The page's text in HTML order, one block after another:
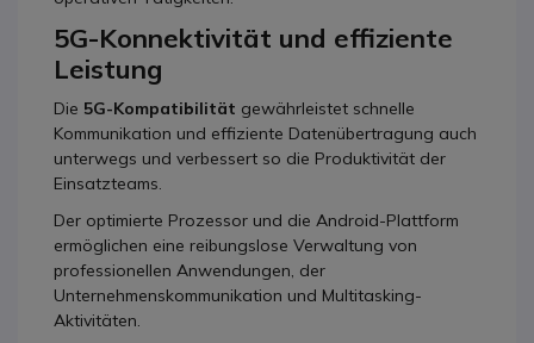
5G-Konnektivität und effiziente
Leistung
Die 5G-Kompatibilität gewährleistet schnelle
Kommunikation und effiziente Datenübertragung auch
unterwegs und verbessert so die Produktivität der
Einsatzteams.
Der optimierte Prozessor und die Android-Plattform
ermöglichen eine reibungslose Verwaltung von
professionellen Anwendungen, der
Unternehmenskommunikation und Multitasking-
Aktivitäten.